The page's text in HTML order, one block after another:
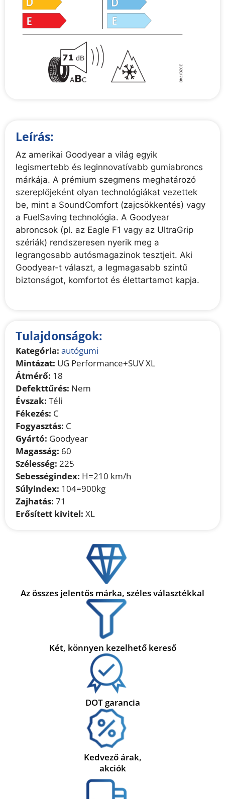
Leírás:
Az amerikai Goodyear a világ egyik
legismertebb és leginnovatívabb gumiabroncs
márkája. A prémium szegmens meghatározó
szereplőjeként olyan technológiákat vezettek
be, mint a SoundComfort (zajcsökkentés) vagy
a FuelSaving technológia. A Goodyear
abroncsok (pl. az Eagle F1 vagy az UltraGrip
szériák) rendszeresen nyerik meg a
legrangosabb autósmagazinok tesztjeit. Aki
Goodyear-t választ, a legmagasabb szintű
biztonságot, komfortot és élettartamot kapja.
Tulajdonságok:
Kategória: autógumi
Mintázat: UG Performance+SUV XL
Átmérő: 18
Defekttűrés: Nem
Évszak: Téli
Fékezés: C
Fogyasztás: C
Gyártó: Goodyear
Magasság: 60
Szélesség: 225
Sebességindex: H=210 km/h
Súlyindex: 104=900kg
Zajhatás: 71
Erősített kivitel: XL
Az összes jelentős márka, széles választékkal
Két, könnyen kezelhető kereső
DOT garancia
Kedvező árak,
akciók